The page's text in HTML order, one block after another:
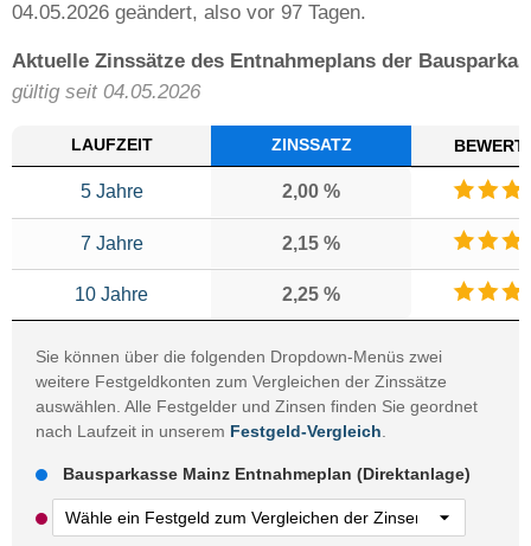
04.05.2026 geändert, also vor 97 Tagen.
Aktuelle Zinssätze des Entnahmeplans der
gültig seit 04.05.2026
LAUFZEIT ZINSSATZ
5 Jahre 2,00 %
7 Jahre 2,15 %
10 Jahre 2,25 %
Sie können über die folgenden Dropdown-Menüs zwei
weitere Festgeldkonten zum Vergleichen der Zinssätze
auswählen. Alle Festgelder und Zinsen finden Sie geordnet
nach Laufzeit in unserem Festgeld-Vergleich
Bausparkasse Mainz Entnahmeplan (Direktanlage)